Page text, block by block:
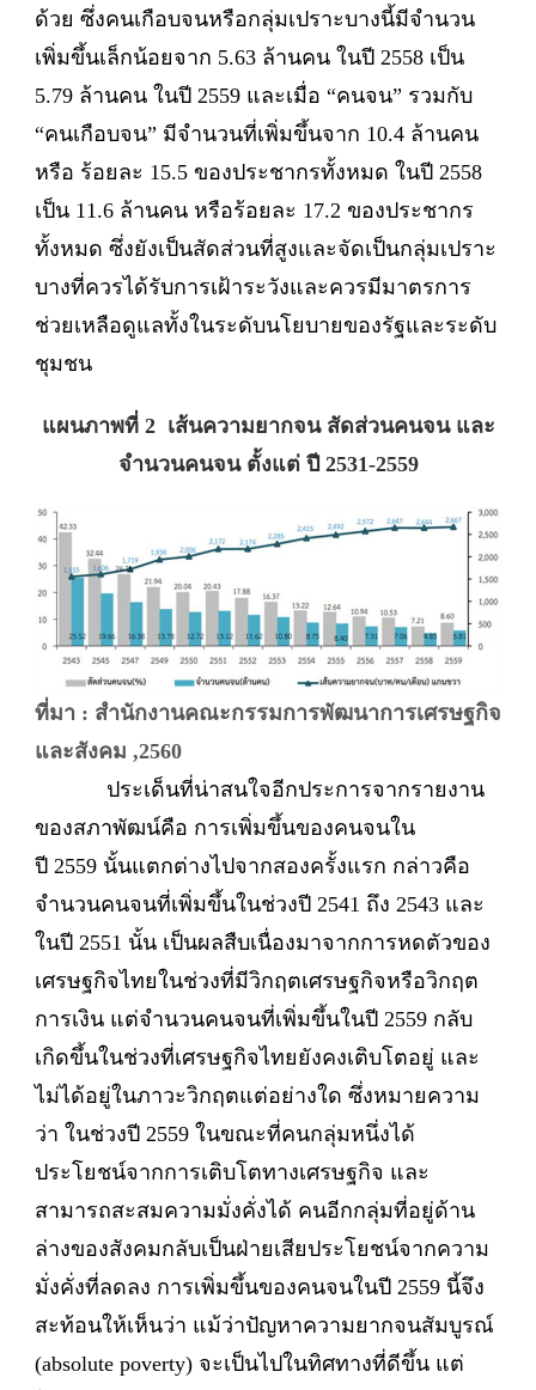
ด้วย ซึ่งคนเกือบจนหรือกลุ่มเปราะบางนี้มีจำนวน
เพิ่มขึ้นเล็กน้อยจาก 5.63 ล้านคน ในปี 2558 เป็น
5.79 ล้านคน ในปี 2559 และเมื่อ “คนจน” รวมกับ
“คนเกือบจน” มีจำนวนที่เพิ่มขึ้นจาก 10.4 ล้านคน
หรือ ร้อยละ 15.5 ของประชากรทั้งหมด ในปี 2558
เป็น 11.6 ล้านคน หรือร้อยละ 17.2 ของประชากร
ทั้งหมด ซึ่งยังเป็นสัดส่วนที่สูงและจัดเป็นกลุ่มเปราะ
บางที่ควรได้รับการเฝ้าระวังและควรมีมาตรการ
ช่วยเหลือดูแลทั้งในระดับนโยบายของรัฐและระดับ
ชุมชน
แผนภาพที่ 2 เส้นความยากจน สัดส่วนคนจน และ
จำนวนคนจน ตั้งแต่ ปี 2531-2559
ที่มา : สำนักงานคณะกรรมการพัฒนาการเศรษฐกิจ
และสังคม ,2560
ประเด็นที่น่าสนใจอีกประการจากรายงาน
ของสภาพัฒน์คือ การเพิ่มขึ้นของคนจนใน
ปี 2559 นั้นแตกต่างไปจากสองครั้งแรก กล่าวคือ
จำนวนคนจนที่เพิ่มขึ้นในช่วงปี 2541 ถึง 2543 และ
ในปี 2551 นั้น เป็นผลสืบเนื่องมาจากการหดตัวของ
เศรษฐกิจไทยในช่วงที่มีวิกฤตเศรษฐกิจหรือวิกฤต
การเงิน แต่จำนวนคนจนที่เพิ่มขึ้นในปี 2559 กลับ
เกิดขึ้นในช่วงที่เศรษฐกิจไทยยังคงเติบโตอยู่ และ
ไม่ได้อยู่ในภาวะวิกฤตแต่อย่างใด ซึ่งหมายความ
ว่า ในช่วงปี 2559 ในขณะที่คนกลุ่มหนึ่งได้
ประโยชน์จากการเติบโตทางเศรษฐกิจ และ
สามารถสะสมความมั่งคั่งได้ คนอีกกลุ่มที่อยู่ด้าน
ล่างของสังคมกลับเป็นฝ่ายเสียประโยชน์จากความ
มั่งคั่งที่ลดลง การเพิ่มขึ้นของคนจนในปี 2559 นี้จึง
สะท้อนให้เห็นว่า แม้ว่าปัญหาความยากจนสัมบูรณ์
(absolute poverty) จะเป็นไปในทิศทางที่ดีขึ้น แต่